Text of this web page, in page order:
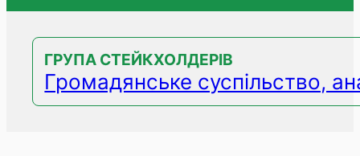
ГРУПА СТЕЙКХОЛДЕРІВ
Громадянське суспільство,